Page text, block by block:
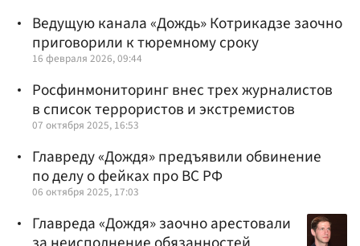
Ведущую канала «Дождь» Котрикадзе заочно
приговорили к тюремному сроку
16 февраля 2026, 09:44
Росфинмониторинг внес трех журналистов
в список террористов и экстремистов
07 октября 2025, 16:53
Главреду «Дождя» предъявили обвинение
по делу о фейках про ВС РФ
06 октября 2025, 17:03
Главреда «Дождя» заочно арестовали